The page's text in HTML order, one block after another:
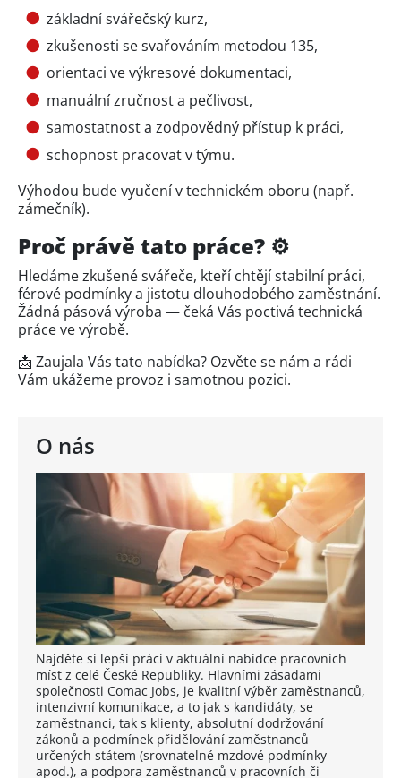
O nás
Najděte si lepší práci v aktuální nabídce pracovních
míst z celé České Republiky. Hlavními zásadami
společnosti Comac Jobs, je kvalitní výběr zaměstnanců,
intenzivní komunikace, a to jak s kandidáty, se
zaměstnanci, tak s klienty, absolutní dodržování
zákonů a podmínek přidělování zaměstnanců
určených státem (srovnatelné mzdové podmínky
apod.), a podpora zaměstnanců v pracovních či
základní svářečský kurz,
zkušenosti se svařováním metodou 135,
orientaci ve výkresové dokumentaci,
manuální zručnost a pečlivost,
samostatnost a zodpovědný přístup k práci,
schopnost pracovat v týmu.
Výhodou bude vyučení v technickém oboru (např.
zámečník).
Proč právě tato práce? ⚙️
Hledáme zkušené svářeče, kteří chtějí stabilní práci,
férové podmínky a jistotu dlouhodobého zaměstnání.
Žádná pásová výroba — čeká Vás poctivá technická
práce ve výrobě.
📩 Zaujala Vás tato nabídka? Ozvěte se nám a rádi
Vám ukážeme provoz i samotnou pozici.